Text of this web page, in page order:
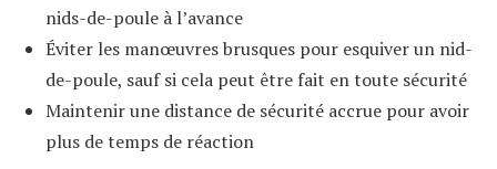
nids-de-poule à l’avance
Éviter les manœuvres brusques pour esquiver un nid-
de-poule, sauf si cela peut être fait en toute sécurité
Maintenir une distance de sécurité accrue pour avoir
plus de temps de réaction